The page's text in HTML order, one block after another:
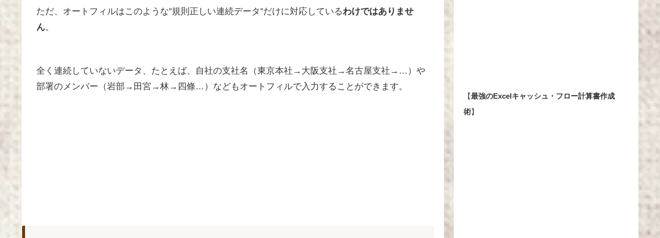
ただ、オートフィルはこのような”規則正しい連続データ”だけに対応しているわけではありませ
ん。
全く連続していないデータ、たとえば、自社の支社名（東京本社→大阪支社→名古屋支社→…）や
部署のメンバー（岩部→田宮→林→四條…）などもオートフィルで入力することができます。
【最強のExcelキャッシュ・フロー計算書作成
術】